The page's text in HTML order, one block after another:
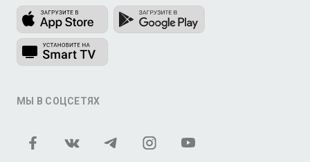
МЫ В СОЦСЕТЯХ